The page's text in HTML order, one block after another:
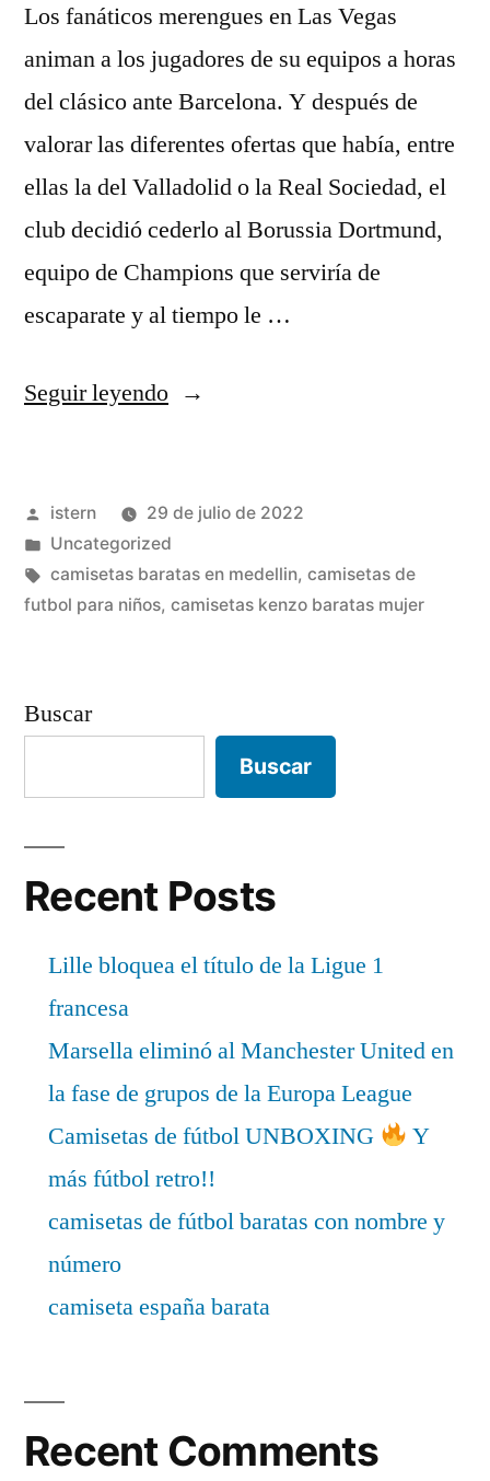
Los fanáticos merengues en Las Vegas
animan a los jugadores de su equipos a horas
del clásico ante Barcelona. Y después de
valorar las diferentes ofertas que había, entre
ellas la del Valladolid o la Real Sociedad, el
club decidió cederlo al Borussia Dortmund,
equipo de Champions que serviría de
escaparate y al tiempo le …
Seguir leyendo«camiseta
de
tronos»
Publicado
por
istern
29 de julio de 2022
Publicado
en
Uncategorized
Etiquetas:
camisetas baratas en medellin, camisetas de
futbol para niños, camisetas kenzo baratas mujer
Buscar
Buscar
Recent Posts
Lille bloquea el título de la Ligue 1
francesa
Marsella eliminó al Manchester United en
la fase de grupos de la Europa League
Camisetas de fútbol UNBOXING
Y
más fútbol retro!!
camisetas de fútbol baratas con nombre y
número
camiseta españa barata
Recent Comments